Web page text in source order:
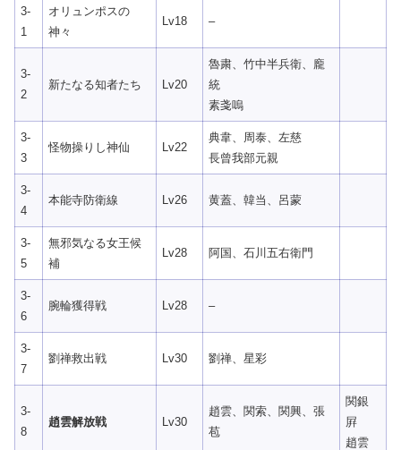
3-
1
オリュンポスの
神々
Lv18 –
3-
2
新たなる知者たち Lv20
魯粛、竹中半兵衛、龐
統
素戔嗚
3-
3
怪物操りし神仙 Lv22
典韋、周泰、左慈
長曾我部元親
3-
4
本能寺防衛線 Lv26 黄蓋、韓当、呂蒙
3-
5
無邪気なる女王候
補
Lv28 阿国、石川五右衛門
3-
6
腕輪獲得戦 Lv28 –
3-
7
劉禅救出戦 Lv30 劉禅、星彩
3-
8
趙雲解放戦 Lv30
趙雲、関索、関興、張
苞
関銀
屛
趙雲